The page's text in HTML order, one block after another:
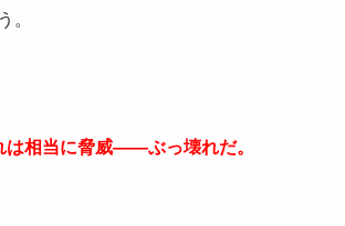
。
は相当に脅威――ぶっ壊れだ。